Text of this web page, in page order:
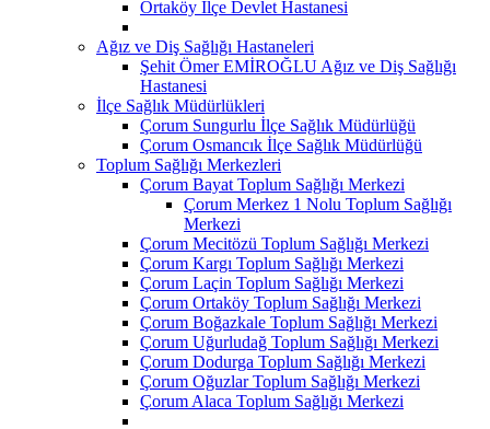
Ortaköy İlçe Devlet Hastanesi
Ağız ve Diş Sağlığı Hastaneleri
Şehit Ömer EMİROĞLU Ağız ve Diş Sağlığı
Hastanesi
İlçe Sağlık Müdürlükleri
Çorum Sungurlu İlçe Sağlık Müdürlüğü
Çorum Osmancık İlçe Sağlık Müdürlüğü
Toplum Sağlığı Merkezleri
Çorum Bayat Toplum Sağlığı Merkezi
Çorum Merkez 1 Nolu Toplum Sağlığı
Merkezi
Çorum Mecitözü Toplum Sağlığı Merkezi
Çorum Kargı Toplum Sağlığı Merkezi
Çorum Laçin Toplum Sağlığı Merkezi
Çorum Ortaköy Toplum Sağlığı Merkezi
Çorum Boğazkale Toplum Sağlığı Merkezi
Çorum Uğurludağ Toplum Sağlığı Merkezi
Çorum Dodurga Toplum Sağlığı Merkezi
Çorum Oğuzlar Toplum Sağlığı Merkezi
Çorum Alaca Toplum Sağlığı Merkezi